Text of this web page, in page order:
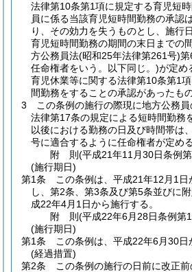
法律第10条第1項に規定する育児短
員に係る当該育児短時間勤務の承認
り、その効力を失うものとし、施行
育児短時間勤務の期間の末日までの
方公務員法(昭和25年法律第261号)第
任命権者をいう。以下同じ。)が定め
育児休業等に関する法律第10条第1
間勤務をすることの承認があったも
3
この条例の施行の際現に地方公務
法律第17条の規定による短時間勤務
以後における勤務の日及び時間帯は
号に適合するように任命権者が定め
附 則(平成21年11月30日条例
(施行期日)
第1条
この条例は、平成21年12月1日
し、第2条、第3条及び第5条並びに
成22年4月1日から施行する。
附 則(平成22年6月28日条例第
(施行期日)
第1条
この条例は、平成22年6月30日
(経過措置)
第2条
この条例の施行の日前に改正